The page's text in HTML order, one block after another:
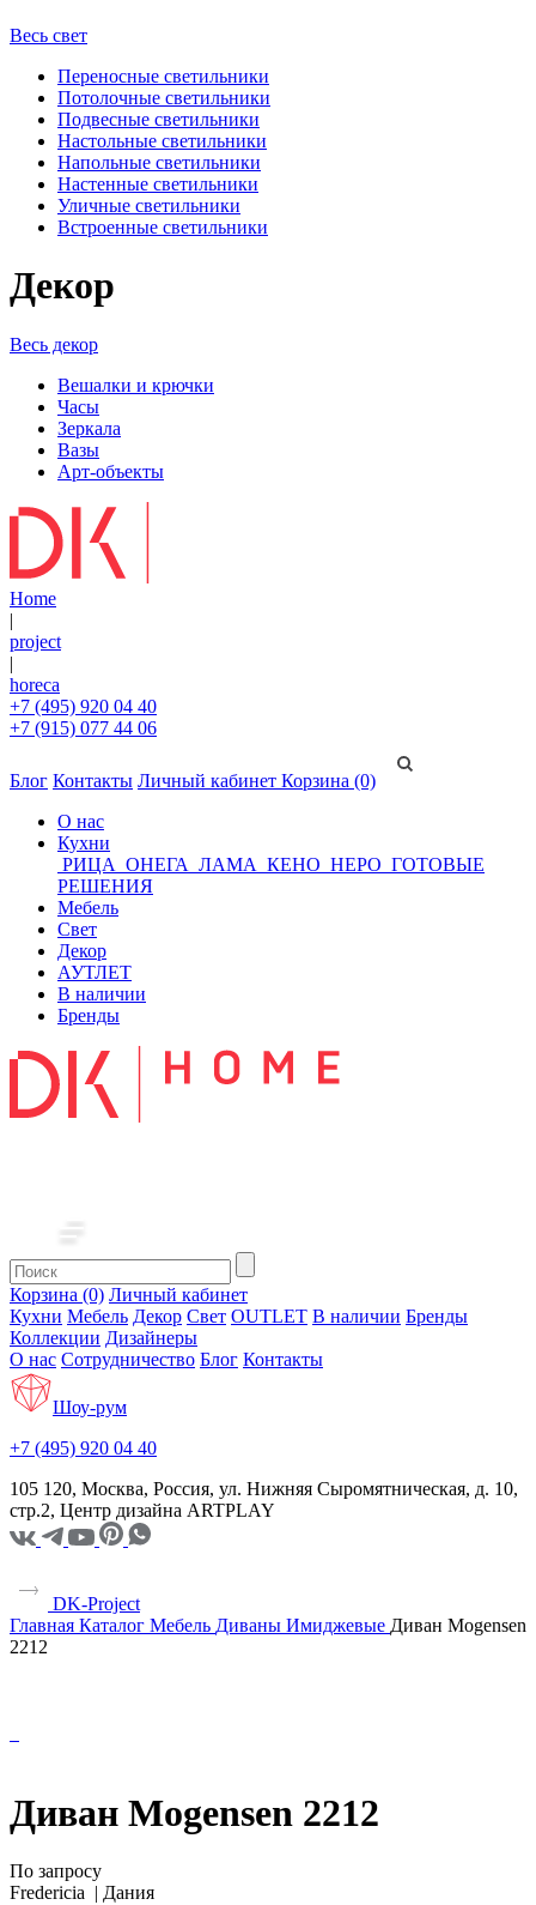
Весь свет
Переносные светильники
Потолочные светильники
Подвесные светильники
Настольные светильники
Напольные светильники
Настенные светильники
Уличные светильники
Встроенные светильники
Декор
Весь декор
Вешалки и крючки
Часы
Зеркала
Вазы
Арт-объекты
Home
|
project
|
horeca
+7 (495) 920 04 40
+7 (915) 077 44 06
Блог Контакты Личный кабинет Корзина (0)
О нас
Кухни
РИЦА ОНЕГА ЛАМА КЕНО НЕРО ГОТОВЫЕ
РЕШЕНИЯ
Мебель
Свет
Декор
АУТЛЕТ
В наличии
Бренды
Корзина (0) Личный кабинет
Кухни Мебель Декор Свет OUTLET В наличии Бренды
Коллекции Дизайнеры
О нас Сотрудничество Блог Контакты
Шоу-рум
+7 (495) 920 04 40
105 120, Москва, Россия, ул. Нижняя Сыромятническая, д. 10,
стр.2, Центр дизайна ARTPLAY
DK-Project
Главная Каталог Мебель Диваны Имиджевые Диван Mogensen
2212
Диван Mogensen 2212
По запросу
Fredericia | Дания